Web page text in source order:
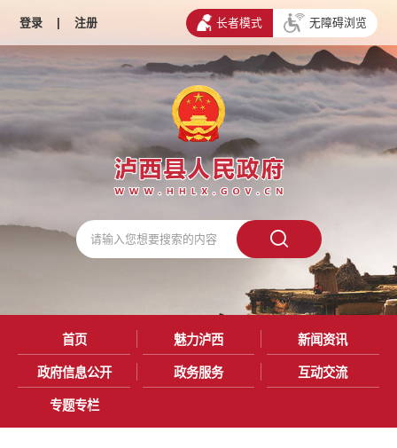
登录 | 注册 长者模式 无障碍浏览
首页 魅力泸西 新闻资讯
政府信息公开 政务服务 互动交流
专题专栏